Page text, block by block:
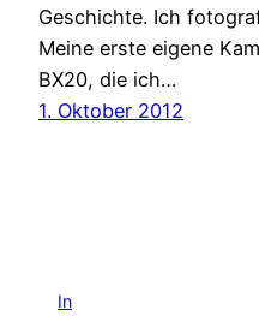
Geschichte. Ich
Meine erste eigene
BX20, die ich…
1. Oktober 2012
In